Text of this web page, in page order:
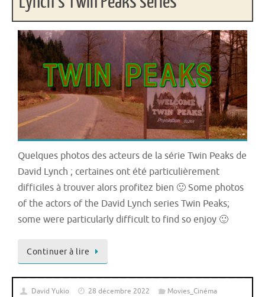
Quelques photos des acteurs de la série Twin Peaks de
David Lynch ; certaines ont été particulièrement
difficiles à trouver alors profitez bien 🙂 Some photos
of the actors of the David Lynch series Twin Peaks;
some were particularly difficult to find so enjoy 🙂
Continuer à lire
David Yukio 28 décembre 2022
Movies_Cinéma